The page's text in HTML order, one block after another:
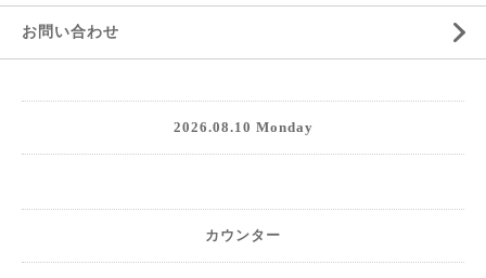
お問い合わせ
2026.08.10 Monday
カウンター